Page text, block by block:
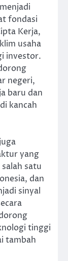
fondasi
Kerja,
usaha
investor.
negeri,
baru dan
kancah
yang
satu
dan
sinyal
tinggi
tambah